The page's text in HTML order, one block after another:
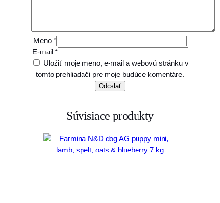
Meno *
E-mail *
Uložiť moje meno, e-mail a webovú stránku v
tomto prehliadači pre moje budúce komentáre.
Súvisiace produkty